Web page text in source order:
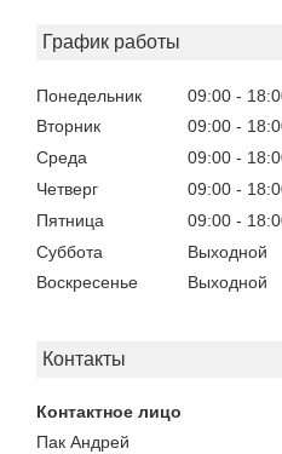
График работы
Понедельник 09:00
Вторник
09:00
Среда
09:00
Четверг
09:00
Пятница
09:00
Суббота
Выходной
Воскресенье
Выходной
Контакты
Пак Андрей